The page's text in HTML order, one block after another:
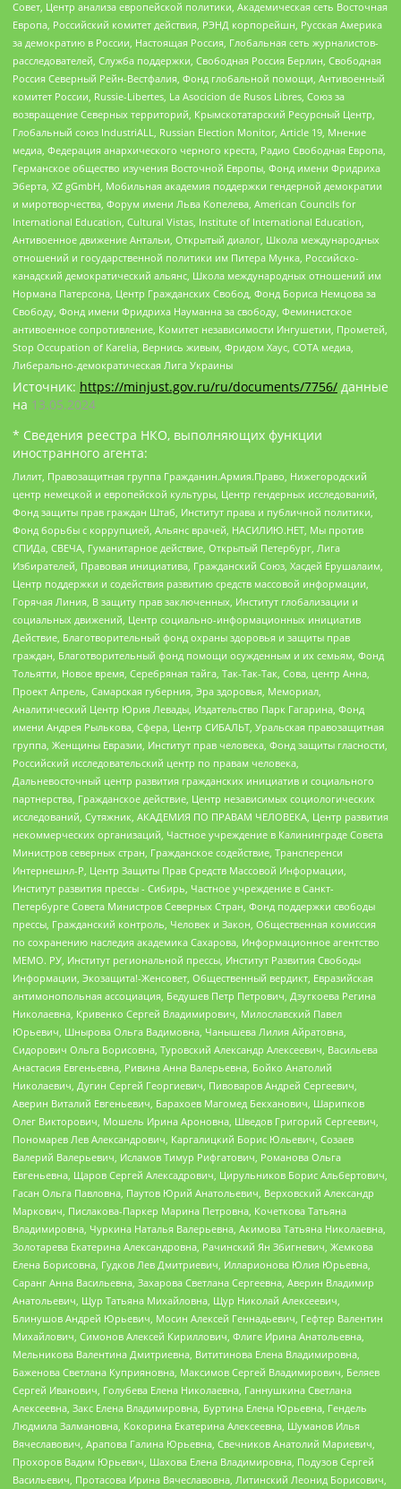
Совет, Центр анализа европейской политики, Академическая сеть Восточная
Европа, Российский комитет действия, РЭНД корпорейшн, Русская Америка
за демократию в России, Настоящая Россия, Глобальная сеть журналистов-
расследователей, Служба поддержки, Свободная Россия Берлин, Свободная
Россия Северный Рейн-Вестфалия, Фонд глобальной помощи, Антивоенный
комитет России, Russie-Libertes, La Asocicion de Rusos Libres, Союз за
возвращение Северных территорий, Крымскотатарский Ресурсный Центр,
Глобальный союз IndustriALL, Russian Election Monitor, Article 19, Мнение
медиа, Федерация анархического черного креста, Радио Свободная Европа,
Германское общество изучения Восточной Европы, Фонд имени Фридриха
Эберта, XZ gGmbH, Мобильная академия поддержки гендерной демократии
и миротворчества, Форум имени Льва Копелева, American Councils for
International Education, Cultural Vistas, Institute of International Education,
Антивоенное движение Антальи, Открытый диалог, Школа международных
отношений и государственной политики им Питера Мунка, Российско-
канадский демократический альянс, Школа международных отношений им
Нормана Патерсона, Центр Гражданских Свобод, Фонд Бориса Немцова за
Свободу, Фонд имени Фридриха Науманна за свободу, Феминистское
антивоенное сопротивление, Комитет независимости Ингушетии, Прометей,
Stop Occupation of Karelia, Вернись живым, Фридом Хаус, СОТА медиа,
Либерально-демократическая Лига Украины
Источник: https://minjust.gov.ru/ru/documents/7756/ данные
на 13.05.2024
* Сведения реестра НКО, выполняющих функции
иностранного агента:
Лилит, Правозащитная группа Гражданин.Армия.Право, Нижегородский
центр немецкой и европейской культуры, Центр гендерных исследований,
Фонд защиты прав граждан Штаб, Институт права и публичной политики,
Фонд борьбы с коррупцией, Альянс врачей, НАСИЛИЮ.НЕТ, Мы против
СПИДа, СВЕЧА, Гуманитарное действие, Открытый Петербург, Лига
Избирателей, Правовая инициатива, Гражданский Союз, Хасдей Ерушалаим,
Центр поддержки и содействия развитию средств массовой информации,
Горячая Линия, В защиту прав заключенных, Институт глобализации и
социальных движений, Центр социально-информационных инициатив
Действие, Благотворительный фонд охраны здоровья и защиты прав
граждан, Благотворительный фонд помощи осужденным и их семьям, Фонд
Тольятти, Новое время, Серебряная тайга, Так-Так-Так, Сова, центр Анна,
Проект Апрель, Самарская губерния, Эра здоровья, Мемориал,
Аналитический Центр Юрия Левады, Издательство Парк Гагарина, Фонд
имени Андрея Рылькова, Сфера, Центр СИБАЛЬТ, Уральская правозащитная
группа, Женщины Евразии, Институт прав человека, Фонд защиты гласности,
Российский исследовательский центр по правам человека,
Дальневосточный центр развития гражданских инициатив и социального
партнерства, Гражданское действие, Центр независимых социологических
исследований, Сутяжник, АКАДЕМИЯ ПО ПРАВАМ ЧЕЛОВЕКА, Центр развития
некоммерческих организаций, Частное учреждение в Калининграде Совета
Министров северных стран, Гражданское содействие, Трансперенси
Интернешнл-Р, Центр Защиты Прав Средств Массовой Информации,
Институт развития прессы - Сибирь, Частное учреждение в Санкт-
Петербурге Совета Министров Северных Стран, Фонд поддержки свободы
прессы, Гражданский контроль, Человек и Закон, Общественная комиссия
по сохранению наследия академика Сахарова, Информационное агентство
МЕМО. РУ, Институт региональной прессы, Институт Развития Свободы
Информации, Экозащита!-Женсовет, Общественный вердикт, Евразийская
антимонопольная ассоциация, Бедушев Петр Петрович, Дзугкоева Регина
Николаевна, Кривенко Сергей Владимирович, Милославский Павел
Юрьевич, Шнырова Ольга Вадимовна, Чанышева Лилия Айратовна,
Сидорович Ольга Борисовна, Туровский Александр Алексеевич, Васильева
Анастасия Евгеньевна, Ривина Анна Валерьевна, Бойко Анатолий
Николаевич, Дугин Сергей Георгиевич, Пивоваров Андрей Сергеевич,
Аверин Виталий Евгеньевич, Барахоев Магомед Бекханович, Шарипков
Олег Викторович, Мошель Ирина Ароновна, Шведов Григорий Сергеевич,
Пономарев Лев Александрович, Каргалицкий Борис Юльевич, Созаев
Валерий Валерьевич, Исламов Тимур Рифгатович, Романова Ольга
Евгеньевна, Щаров Сергей Алексадрович, Цирульников Борис Альбертович,
Гасан Ольга Павловна, Паутов Юрий Анатольевич, Верховский Александр
Маркович, Пислакова-Паркер Марина Петровна, Кочеткова Татьяна
Владимировна, Чуркина Наталья Валерьевна, Акимова Татьяна Николаевна,
Золотарева Екатерина Александровна, Рачинский Ян Збигневич, Жемкова
Елена Борисовна, Гудков Лев Дмитриевич, Илларионова Юлия Юрьевна,
Саранг Анна Васильевна, Захарова Светлана Сергеевна, Аверин Владимир
Анатольевич, Щур Татьяна Михайловна, Щур Николай Алексеевич,
Блинушов Андрей Юрьевич, Мосин Алексей Геннадьевич, Гефтер Валентин
Михайлович, Симонов Алексей Кириллович, Флиге Ирина Анатольевна,
Мельникова Валентина Дмитриевна, Вититинова Елена Владимировна,
Баженова Светлана Куприяновна, Максимов Сергей Владимирович, Беляев
Сергей Иванович, Голубева Елена Николаевна, Ганнушкина Светлана
Алексеевна, Закс Елена Владимировна, Буртина Елена Юрьевна, Гендель
Людмила Залмановна, Кокорина Екатерина Алексеевна, Шуманов Илья
Вячеславович, Арапова Галина Юрьевна, Свечников Анатолий Мариевич,
Прохоров Вадим Юрьевич, Шахова Елена Владимировна, Подузов Сергей
Васильевич, Протасова Ирина Вячеславовна, Литинский Леонид Борисович,